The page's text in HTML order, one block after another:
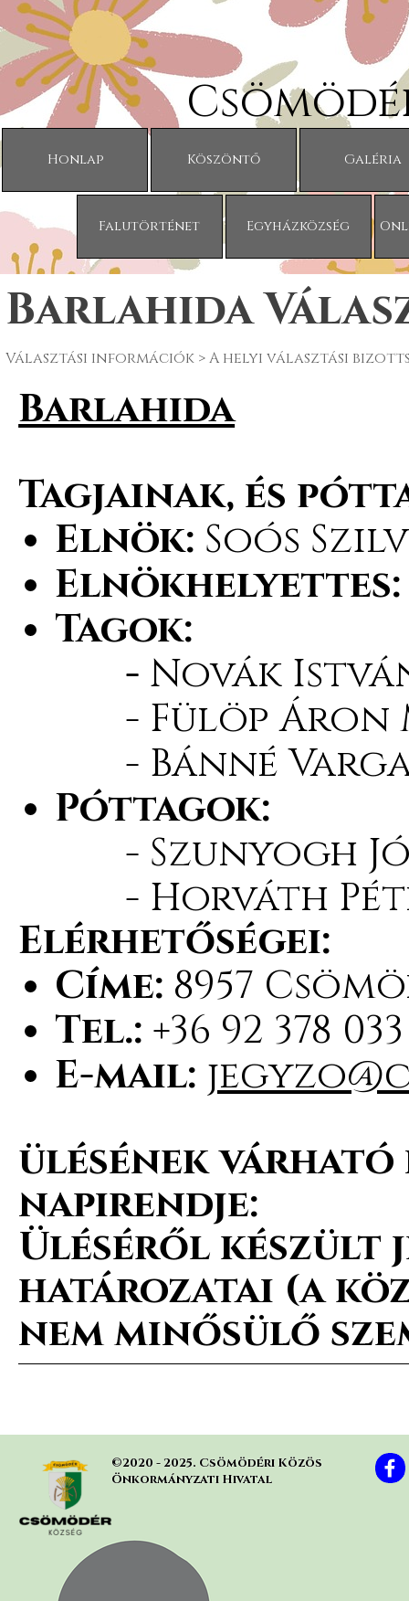
Tartalomhoz ugrás
Honlap Köszöntő Galéria
Falutörténet Egyházközség
Barlahida
Választási információk > A helyi választási
Barlahida
Tagjainak, és
Elnök: Soós
Tagok:
- Novák
- Fülöp Áron
- Bánné
Póttagok:
- Szunyogh
- Horváth
Elérhetőségei:
Címe: 8957
Tel.: +36 92 378 033
E-mail:
ülésének
napirendje:
Üléséről készült
határozatai (a
nem minősülő
©2020 - 2025. Csömödéri Közös
Önkormányzati Hivatal